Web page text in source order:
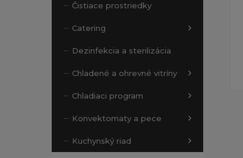
Čistiace prostriedky
Catering
Dezinfekcia a sterilizácia
Chladené a ohrevné vitríny
Chladiaci program
Konvektomaty a pece
Kuchynský riad